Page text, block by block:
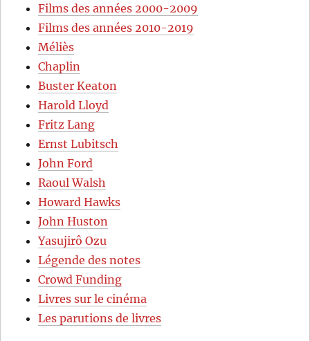
Films des années 2000-2009
Films des années 2010-2019
Méliès
Chaplin
Buster Keaton
Harold Lloyd
Fritz Lang
Ernst Lubitsch
John Ford
Raoul Walsh
Howard Hawks
John Huston
Yasujirô Ozu
Légende des notes
Crowd Funding
Livres sur le cinéma
Les parutions de livres